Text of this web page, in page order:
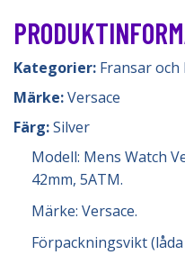
Kategorier: Fransar och
Märke:Versace
Färg:Silver
Modell: Mens Watch
42mm, 5ATM.
Märke: Versace.
Förpackningsvikt